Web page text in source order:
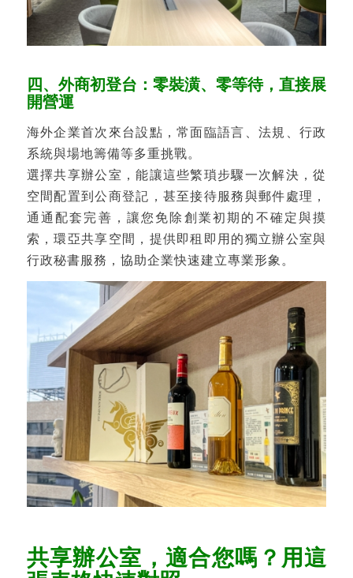
四、外商初登台：零裝潢、零等待，直接展
開營運
海外企業首次來台設點，常面臨語言、法規、行政
系統與場地籌備等多重挑戰。
選擇共享辦公室，能讓這些繁瑣步驟一次解決，從
空間配置到公商登記，甚至接待服務與郵件處理，
通通配套完善，讓您免除創業初期的不確定與摸
索，環亞共享空間，提供即租即用的獨立辦公室與
行政秘書服務，協助企業快速建立專業形象。
共享辦公室，適合您嗎？用這